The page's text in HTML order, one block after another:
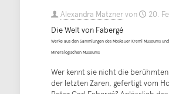
Alexandra Matznervon
20.
Die Welt von Fabergé
Werke aus den Sammlungen des Moskauer Kreml Museums
Mineralogischen Museums
Wer kennt sie nicht die
der letzten Zaren, gefertigt vom